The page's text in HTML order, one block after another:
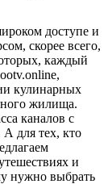
доступе и
скорее всего,
каждый
кулинарных
жилища.
каналов с
для тех, кто
и
нужно выбрать